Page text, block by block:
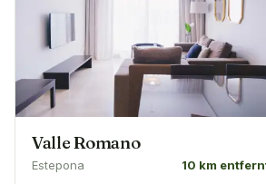
Valle Romano
Estepona 10 km